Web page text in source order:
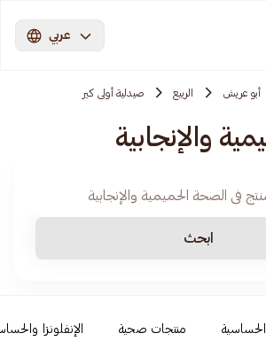
عربي
أبو عريش الربيع صيدلية أولى كير
والإنجابية
ابحث
منتجات صحية الإنفلونزا